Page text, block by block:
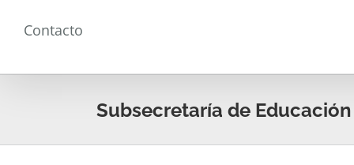
Contacto
Subsecretaría de Educación